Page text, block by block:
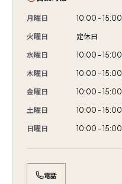
月曜日 10:00 - 15:00
火曜日 定休日
水曜日 10:00 - 15:00
木曜日 10:00 - 15:00
金曜日 10:00 - 15:00
土曜日 10:00 - 15:00
日曜日 10:00 - 15:00
電話